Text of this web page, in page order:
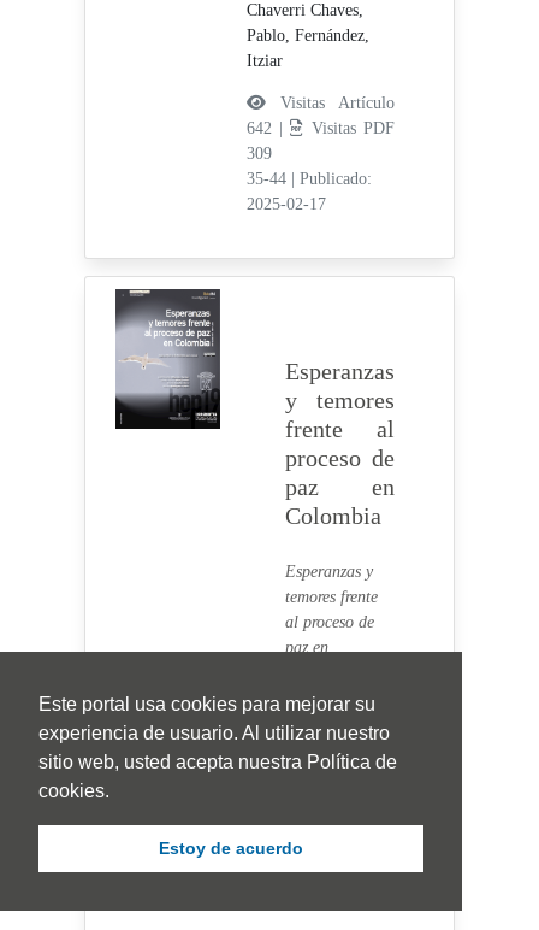
Este portal usa cookies para mejorar su
experiencia de usuario. Al utilizar nuestro
sitio web, usted acepta nuestra Política de
cookies.
Estoy de acuerdo
Chaverri Chaves,
Pablo, Fernández,
Itziar
Visitas Artículo
642 |
Visitas PDF
309
35-44
Publicado:
2025-02-17
Esperanzas
y temores
frente al
proceso de
paz en
Colombia
Esperanzas y
temores frente
al proceso de
paz en
Cifuentes
Garzón, José
Eduardo,
Cáceres, Sandra
Casallas Circa,
Andrés,
Rodríguez